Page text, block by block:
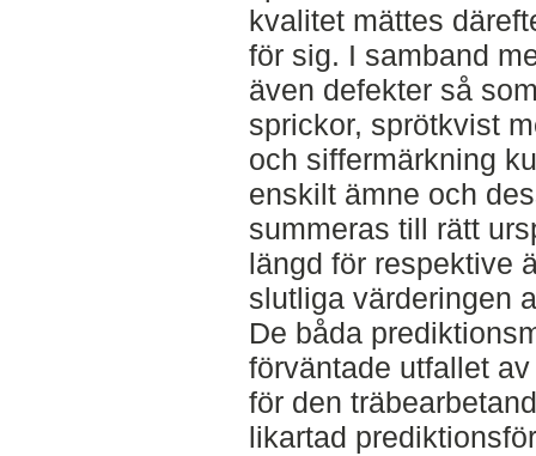
kvalitet mättes
för sig. I samband
även defekter så
sprickor, sprötkvist
och siffermärkning
enskilt ämne och
summeras till rätt
längd för respektive
slutliga värderingen
De båda
förväntade utfallet
för den
likartad